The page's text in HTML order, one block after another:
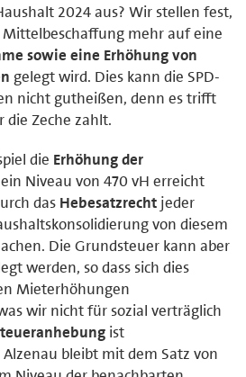
2024 aus? Wir stellen fest,
Mittelbeschaffung mehr auf eine
sowie eine Erhöhung von
gelegt wird. Dies kann die SPD-
nicht gutheißen, denn es trifft
die Zeche zahlt.
die Erhöhung der
Niveau von 470 vH erreicht
das Hebesatzrecht jeder
von diesem
Die Grundsteuer kann aber
werden, so dass sich dies
Mieterhöhungen
wir nicht für sozial verträglich
ist
bleibt mit dem Satz von